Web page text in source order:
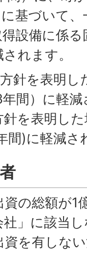
基づいて
設備に係
れます。
針を表明し
間）に軽
を表明し
間)に軽減さ
の総額が1
社」に該当
資を有しな